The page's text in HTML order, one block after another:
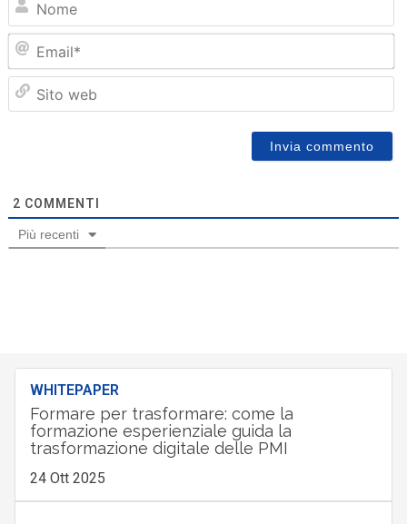
2 COMMENTI
Più recenti
WHITEPAPER
Formare per trasformare: come la
formazione esperienziale guida la
trasformazione digitale delle PMI
24 Ott 2025